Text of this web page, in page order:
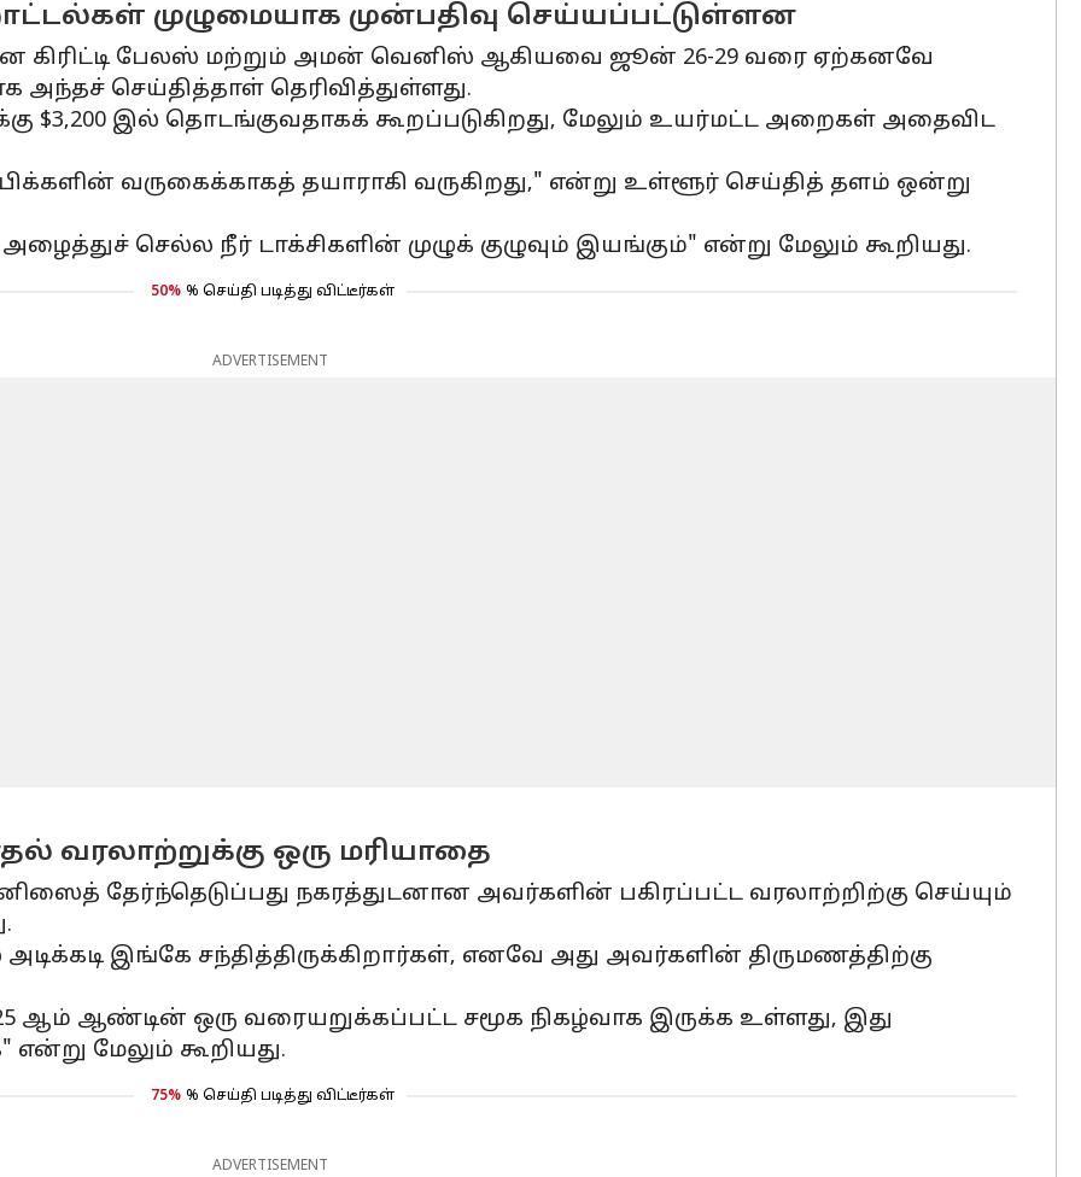
முழுமையாக முன்பதிவு செய்யப்பட்டுள்ளன
கிரிட்டி பேலஸ் மற்றும் அமன் வெனிஸ் ஆகியவை ஜூன் 26-29 வரை ஏற்கனவே
அந்தச் செய்தித்தாள் தெரிவித்துள்ளது.
இல் தொடங்குவதாகக் கூறப்படுகிறது, மேலும் உயர்மட்ட அறைகள் அதைவிட
வருகைக்காகத் தயாராகி வருகிறது," என்று உள்ளூர் செய்தித் தளம் ஒன்று
செல்ல நீர் டாக்சிகளின் முழுக் குழுவும் இயங்கும்" என்று மேலும் கூறியது.
50% % செய்தி படித்து விட்டீர்கள்
ADVERTISEMENT
வரலாற்றுக்கு ஒரு மரியாதை
தேர்ந்தெடுப்பது நகரத்துடனான அவர்களின் பகிரப்பட்ட வரலாற்றிற்கு செய்யும்
இங்கே சந்தித்திருக்கிறார்கள், எனவே அது அவர்களின் திருமணத்திற்கு
ஆம் ஆண்டின் ஒரு வரையறுக்கப்பட்ட சமூக நிகழ்வாக இருக்க உள்ளது, இது
மேலும் கூறியது.
75% % செய்தி படித்து விட்டீர்கள்
ADVERTISEMENT